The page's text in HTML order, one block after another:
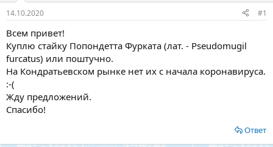
е
м
ч
а
14.10.2020 #1
Всем привет!
Куплю стайку Попондетта Фурката (лат. - Pseudomugil
furcatus) или поштучно.
На Кондратьевском рынке нет их с начала коронавируса.
:-(
Жду предложений.
Спасибо!
Ответ